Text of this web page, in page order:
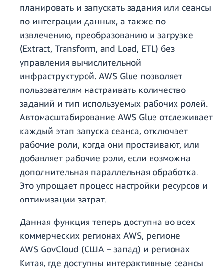
планировать и запускать задания или сеансы
по интеграции данных, а также по
извлечению, преобразованию и загрузке
(Extract, Transform, and Load, ETL) без
управления вычислительной
инфраструктурой. AWS Glue позволяет
пользователям настраивать количество
заданий и тип используемых рабочих ролей.
Автомасштабирование AWS Glue отслеживает
каждый этап запуска сеанса, отключает
рабочие роли, когда они простаивают, или
добавляет рабочие роли, если возможна
дополнительная параллельная обработка.
Это упрощает процесс настройки ресурсов и
оптимизации затрат.
Данная функция теперь доступна во всех
коммерческих регионах AWS, регионе
AWS GovCloud (США – запад) и регионах
Китая, где доступны интерактивные сеансы